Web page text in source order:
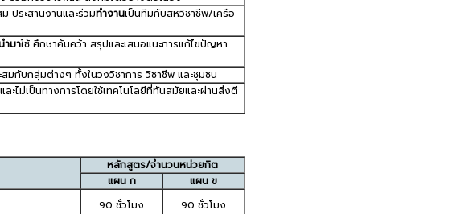
ประสานงานและร่วมทำงานเป็นทีมกับสหวิชาชีพ/เครือ
ำมาใช้ ศึกษาค้นคว้า สรุปและเสนอแนะการแก้ไขปัญหา
มกับกลุ่มต่างๆ ทั้งในวงวิชาการ วิชาชีพ และชุมชน
ะไม่เป็นทางการโดยใช้เทคโนโลยีที่ทันสมัยและผ่านสิ่งตี
หลักสูตร/จำนวนหน่วยกิต
แผน ก
แผน ข
90 ชั่วโมง 90 ชั่วโมง